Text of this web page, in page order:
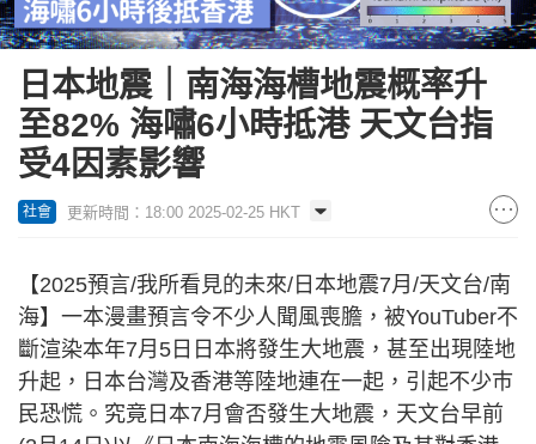
日本地震｜南海海槽地震概率升
至82% 海嘯6小時抵港 天文台指
受4因素影響
社會 更新時間：18:00 2025-02-25 HKT
【2025預言/我所看見的未來/日本地震7月/天文台/南
海】一本漫畫預言令不少人聞風喪膽，被YouTuber不
斷渲染本年7月5日日本將發生大地震，甚至出現陸地
升起，日本台灣及香港等陸地連在一起，引起不少巿
民恐慌。究竟日本7月會否發生大地震，天文台早前